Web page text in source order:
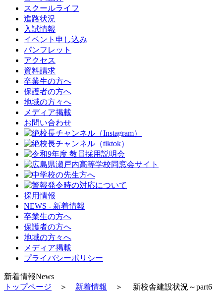
スクールライフ
進路状況
入試情報
イベント申し込み
パンフレット
アクセス
資料請求
卒業生の方へ
保護者の方へ
地域の方々へ
メディア掲載
お問い合わせ
採用情報
NEWS - 新着情報
卒業生の方へ
保護者の方へ
地域の方々へ
メディア掲載
プライバシーポリシー
新着情報News
トップページ ＞ 新着情報
＞ 新校舎建設状況～part6